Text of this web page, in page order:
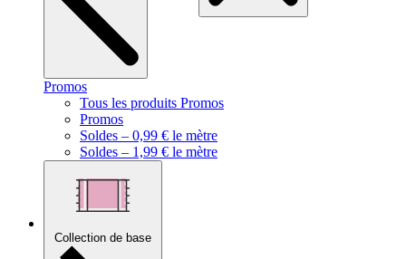
Promos
Tous les produits Promos
Promos
Soldes – 0,99 € le mètre
Soldes – 1,99 € le mètre
Collection de base